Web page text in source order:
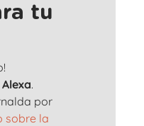
tu
.
por
sobre la